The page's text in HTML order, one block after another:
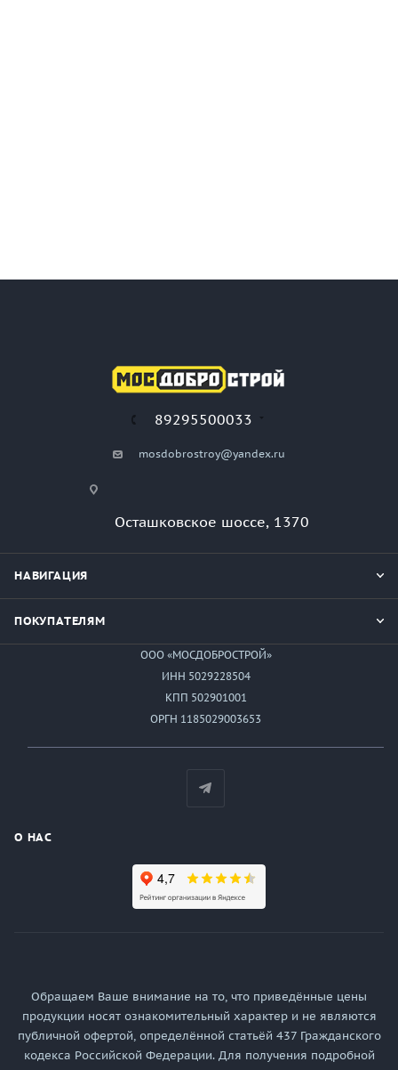
89295500033
mosdobrostroy@yandex.ru
Осташковское шоссе, 1370
НАВИГАЦИЯ
ПОКУПАТЕЛЯМ
ООО «МОСДОБРОСТРОЙ»
ИНН 5029228504
КПП 502901001
ОРГН 1185029003653
О НАС
Обращаем Ваше внимание на то, что приведённые цены
продукции носят ознакомительный характер и не являются
публичной офертой, определённой статьёй 437 Гражданского
кодекса Российской Федерации. Для получения подробной